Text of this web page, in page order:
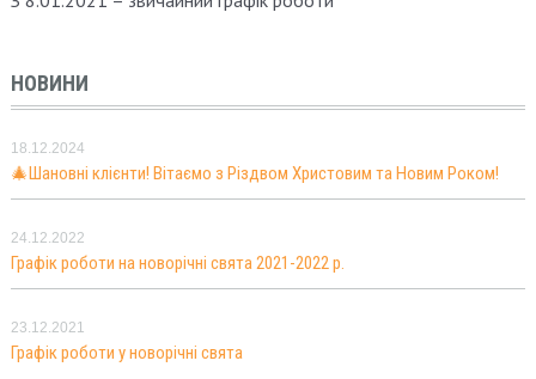
НОВИНИ
18.12.2024
🎄Шановні клієнти! Вітаємо з Різдвом Христовим та Новим Роком!
24.12.2022
Графік роботи на новорічні свята 2021-2022 р.
23.12.2021
Графік роботи у новорічні свята